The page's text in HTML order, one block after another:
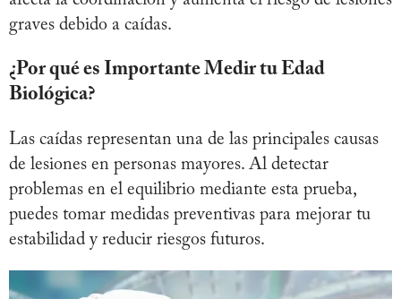
graves debido a caídas.
¿Por qué es Importante Medir tu Edad
Biológica?
Las caídas representan una de las principales causas
de lesiones en personas mayores. Al detectar
problemas en el equilibrio mediante esta prueba,
puedes tomar medidas preventivas para mejorar tu
estabilidad y reducir riesgos futuros.